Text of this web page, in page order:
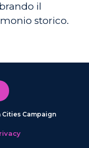
il
storico.
Cities Campaign